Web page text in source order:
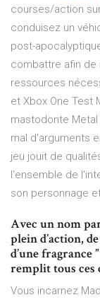
courses/action
conduisez un
post-
combattre afin de
ressources
et Xbox One Test
mastodonte Metal
mal d'arguments
jeu jouit de
l'ensemble de
son personnage
Avec un nom
plein d’action,
d’une fragrance
remplit tous ces
Vous incarnez